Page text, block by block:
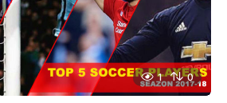
1 0